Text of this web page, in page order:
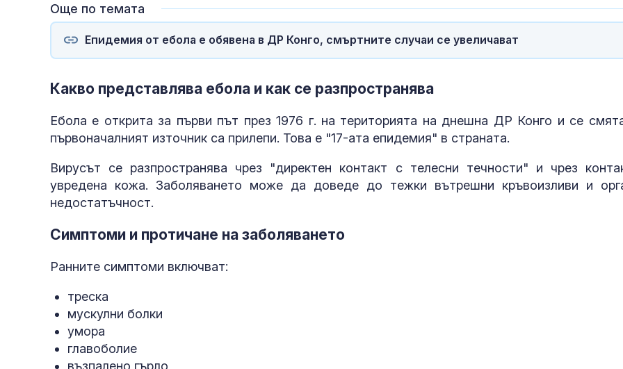
Още по темата
Епидемия от ебола е обявена в ДР Конго, смъртните случаи се увеличават
Какво представлява ебола и как се разпространява
Ебола е открита за първи път през 1976 г. на територията на днешна ДР Конго и се
първоначалният източник са прилепи. Това е "17-ата епидемия" в страната.
Вирусът се разпространява чрез "директен контакт с телесни течности" и чрез
увредена кожа. Заболяването може да доведе до тежки вътрешни кръвоизливи и
недостатъчност.
Симптоми и протичане на заболяването
Ранните симптоми включват:
треска
мускулни болки
умора
главоболие
възпалено гърло
Пожар в
въздушно
за инцидента